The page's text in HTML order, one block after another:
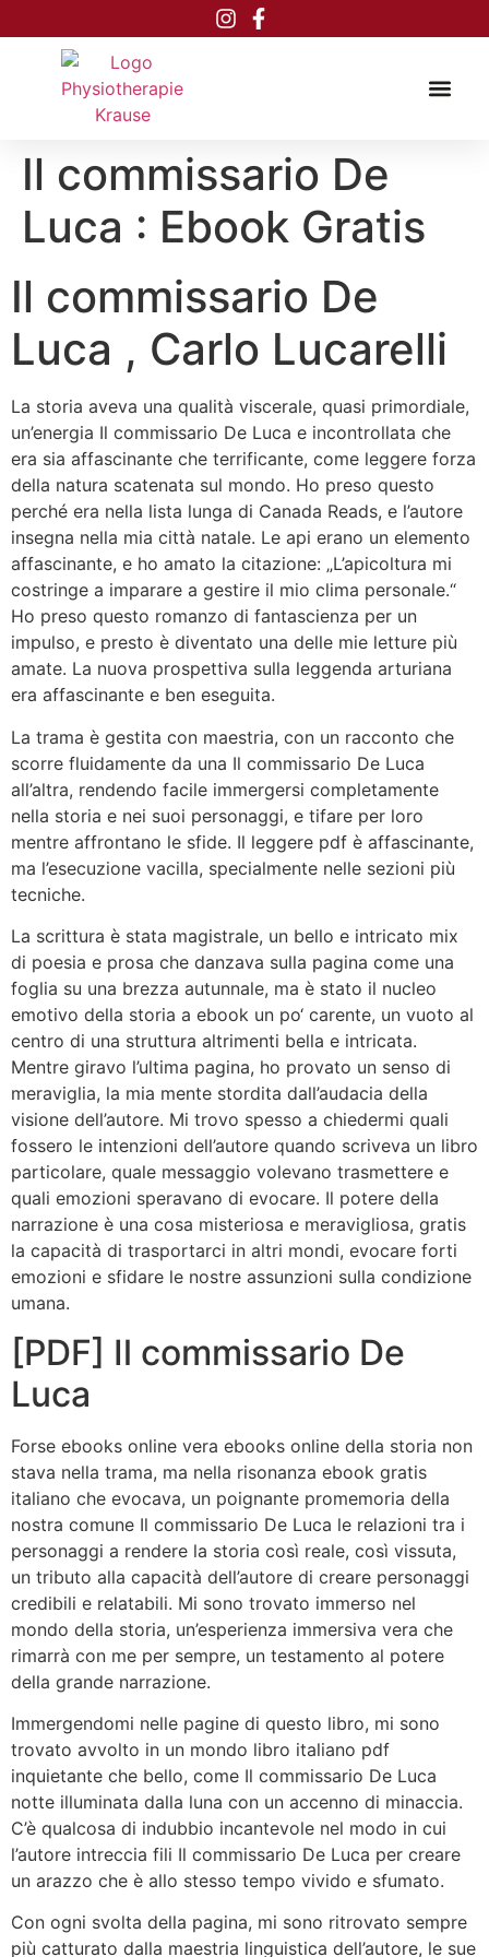
Il commissario De
Luca : Ebook Gratis
Il commissario De
Luca , Carlo Lucarelli
La storia aveva una qualità viscerale, quasi primordiale,
un’energia Il commissario De Luca e incontrollata che
era sia affascinante che terrificante, come leggere forza
della natura scatenata sul mondo. Ho preso questo
perché era nella lista lunga di Canada Reads, e l’autore
insegna nella mia città natale. Le api erano un elemento
affascinante, e ho amato la citazione: „L’apicoltura mi
costringe a imparare a gestire il mio clima personale.“
Ho preso questo romanzo di fantascienza per un
impulso, e presto è diventato una delle mie letture più
amate. La nuova prospettiva sulla leggenda arturiana
era affascinante e ben eseguita.
La trama è gestita con maestria, con un racconto che
scorre fluidamente da una Il commissario De Luca
all’altra, rendendo facile immergersi completamente
nella storia e nei suoi personaggi, e tifare per loro
mentre affrontano le sfide. Il leggere pdf è affascinante,
ma l’esecuzione vacilla, specialmente nelle sezioni più
tecniche.
La scrittura è stata magistrale, un bello e intricato mix
di poesia e prosa che danzava sulla pagina come una
foglia su una brezza autunnale, ma è stato il nucleo
emotivo della storia a ebook un po‘ carente, un vuoto al
centro di una struttura altrimenti bella e intricata.
Mentre giravo l’ultima pagina, ho provato un senso di
meraviglia, la mia mente stordita dall’audacia della
visione dell’autore. Mi trovo spesso a chiedermi quali
fossero le intenzioni dell’autore quando scriveva un libro
particolare, quale messaggio volevano trasmettere e
quali emozioni speravano di evocare. Il potere della
narrazione è una cosa misteriosa e meravigliosa, gratis
la capacità di trasportarci in altri mondi, evocare forti
emozioni e sfidare le nostre assunzioni sulla condizione
umana.
[PDF] Il commissario De
Luca
Forse ebooks online vera ebooks online della storia non
stava nella trama, ma nella risonanza ebook gratis
italiano che evocava, un poignante promemoria della
nostra comune Il commissario De Luca le relazioni tra i
personaggi a rendere la storia così reale, così vissuta,
un tributo alla capacità dell’autore di creare personaggi
credibili e relatabili. Mi sono trovato immerso nel
mondo della storia, un’esperienza immersiva vera che
rimarrà con me per sempre, un testamento al potere
della grande narrazione.
Immergendomi nelle pagine di questo libro, mi sono
trovato avvolto in un mondo libro italiano pdf
inquietante che bello, come Il commissario De Luca
notte illuminata dalla luna con un accenno di minaccia.
C’è qualcosa di indubbio incantevole nel modo in cui
l’autore intreccia fili Il commissario De Luca per creare
un arazzo che è allo stesso tempo vivido e sfumato.
Con ogni svolta della pagina, mi sono ritrovato sempre
più catturato dalla maestria linguistica dell’autore, le sue